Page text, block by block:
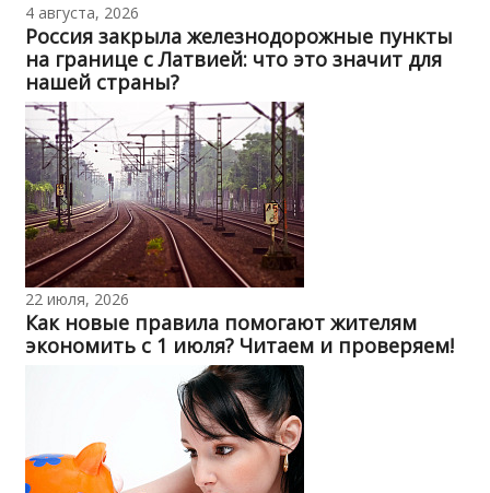
4 августа, 2026
Россия закрыла железнодорожные пункты
на границе с Латвией: что это значит для
нашей страны?
22 июля, 2026
Как новые правила помогают жителям
экономить с 1 июля? Читаем и проверяем!